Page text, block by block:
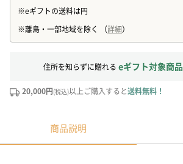
住所を知らずに贈れる eギフト対象商品
20,000円(税込)以上ご購入すると送料無料！
商品説明